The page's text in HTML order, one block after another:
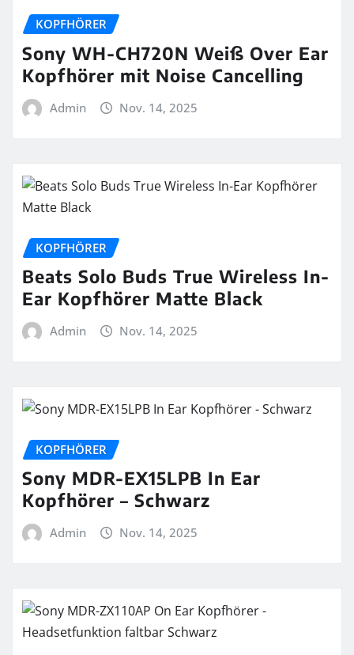
KOPFHÖRER
Sony WH-CH720N Weiß Over Ear
Kopfhörer mit Noise Cancelling
Admin Nov. 14, 2025
KOPFHÖRER
Beats Solo Buds True Wireless In-
Ear Kopfhörer Matte Black
Admin Nov. 14, 2025
KOPFHÖRER
Sony MDR-EX15LPB In Ear
Kopfhörer – Schwarz
Admin Nov. 14, 2025